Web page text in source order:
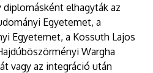
elhagyták az
Egyetemet, a
Egyetemet, a Kossuth Lajos
Wargha
vagy az integráció után